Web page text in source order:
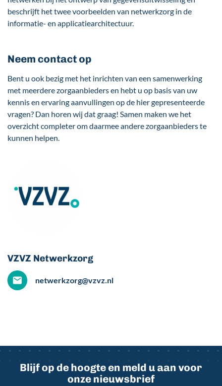
beschrijft het twee voorbeelden van netwerkzorg in de
informatie- en applicatiearchitectuur.
Neem contact op
Bent u ook bezig met het inrichten van een samenwerking
met meerdere zorgaanbieders en hebt u op basis van uw
kennis en ervaring aanvullingen op de hier gepresenteerde
vragen? Dan horen wij dat graag! Samen maken we het
overzicht completer om daarmee andere zorgaanbieders te
kunnen helpen.
VZVZ Netwerkzorg
netwerkzorg@vzvz.nl
Blijf op de hoogte en meld u aan voor
onze nieuwsbrief